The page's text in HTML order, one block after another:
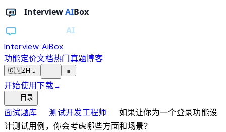
Interview AiBox
功能定价文档热门真题博客
🇨🇳ZH ⌄ ≡
开始使用下载→
目录
面试题库chevron_right测试开发工程师chevron_right
如果让你为一个登录功能设
计测试用例，你会考虑哪些方面和场景？